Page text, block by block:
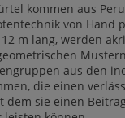
kommen aus
von Hand
m lang, werden
aus den
die einen
dem sie einen